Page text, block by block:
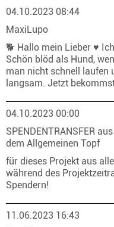
04.10.2023 08:44
MaxiLupo
🐕 Hallo mein Lieber ♥️
Schön blöd als Hund,
man nicht schnell laufen
langsam. Jetzt
04.10.2023 00:00
SPENDENTRANSFER aus
dem Allgemeinen Topf
für dieses Projekt aus
während des
Spendern!
11.06.2023 16:43